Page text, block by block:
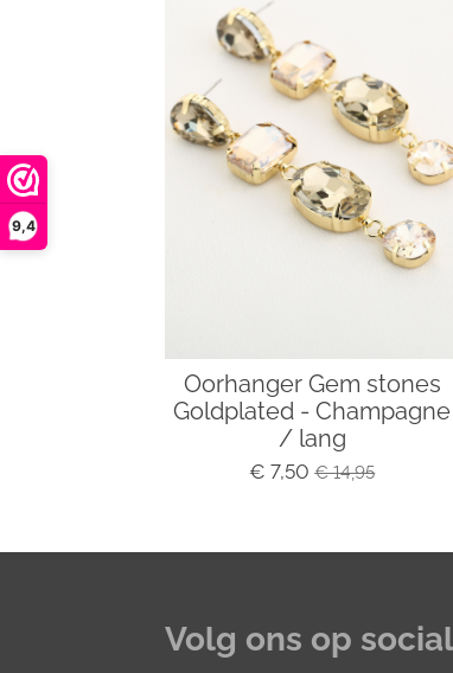
9,4
Oorhanger Gem stones
Goldplated - Champagne
/ lang
€ 7,50 € 14,95
Volg ons op